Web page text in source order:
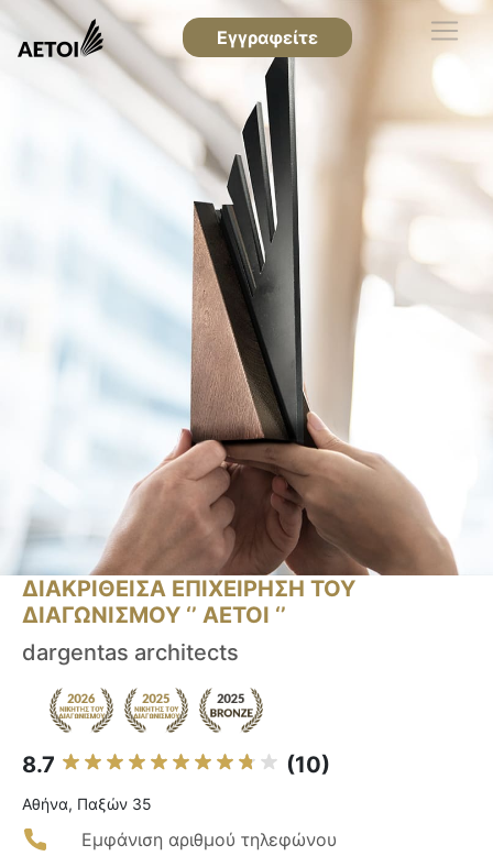
Εγγραφείτε
ΔΙΑΚΡΙΘΕΙΣΑ ΕΠΙΧΕΙΡΗΣΗ ΤΟΥ
ΔΙΑΓΩΝΙΣΜΟΥ ‘’ ΑΕΤΟΙ ‘’
dargentas architects
8.7 (10)
Αθήνα, Παξών 35
Εμφάνιση αριθμού τηλεφώνου